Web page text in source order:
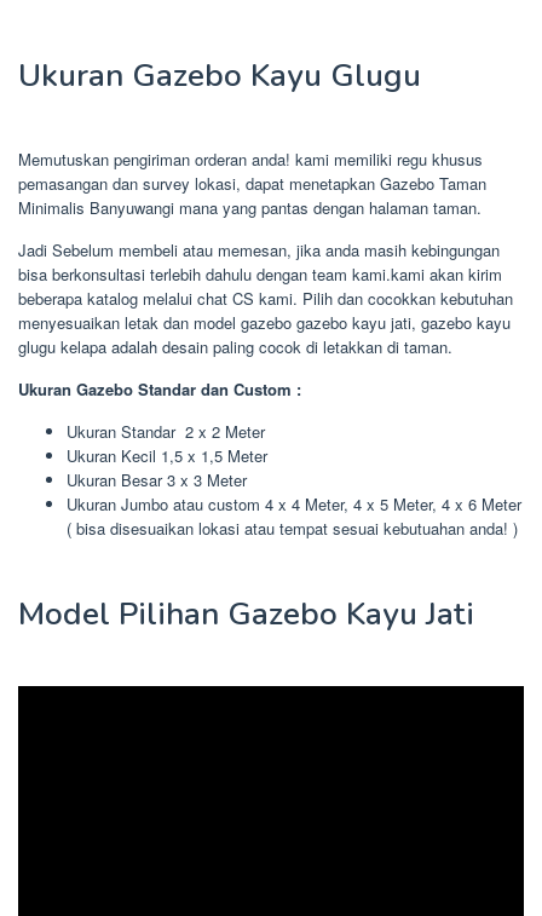
Ukuran Gazebo Kayu Glugu
Memutuskan pengiriman orderan anda! kami memiliki regu khusus
pemasangan dan survey lokasi, dapat menetapkan Gazebo Taman
Minimalis Banyuwangi mana yang pantas dengan halaman taman.
Jadi Sebelum membeli atau memesan, jika anda masih kebingungan
bisa berkonsultasi terlebih dahulu dengan team kami.kami akan kirim
beberapa katalog melalui chat CS kami. Pilih dan cocokkan kebutuhan
menyesuaikan letak dan model gazebo gazebo kayu jati, gazebo kayu
glugu kelapa adalah desain paling cocok di letakkan di taman.
Ukuran Gazebo Standar dan Custom :
Ukuran Standar 2 x 2 Meter
Ukuran Kecil 1,5 x 1,5 Meter
Ukuran Besar 3 x 3 Meter
Ukuran Jumbo atau custom 4 x 4 Meter, 4 x 5 Meter, 4 x 6 Meter
( bisa disesuaikan lokasi atau tempat sesuai kebutuahan anda! )
Model Pilihan Gazebo Kayu Jati